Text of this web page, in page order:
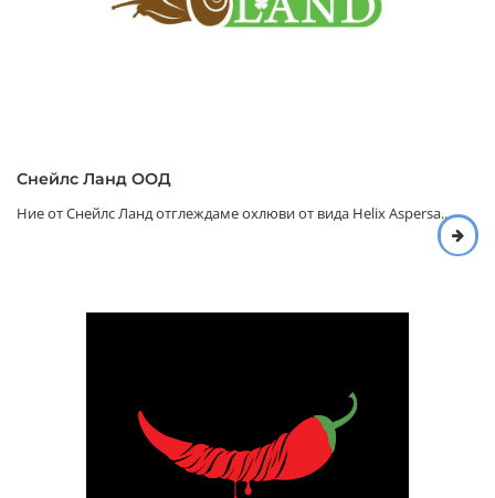
Снейлс Ланд ООД
Ние от Снейлс Ланд отглеждаме охлюви от вида Helix Aspersa...